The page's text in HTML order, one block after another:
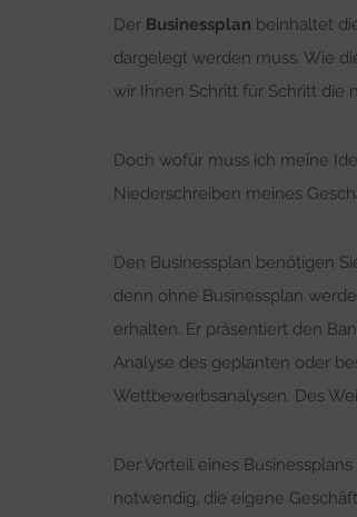
Der Businessplan beinhaltet
dargelegt werden muss. Wie
wir Ihnen Schritt für Schritt die
Doch wofür muss ich meine
Niederschreiben meines
Den Businessplan benötigen
denn ohne Businessplan
erhalten. Er präsentiert den
Analyse des geplanten oder
Wettbewerbsanalysen. Des
Der Vorteil eines
notwendig, die eigene